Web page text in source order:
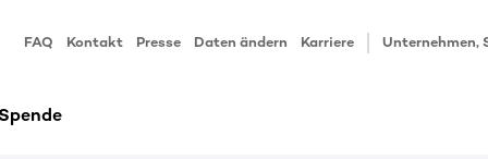
FAQ Kontakt Presse Daten ändern Karriere Unternehmen,